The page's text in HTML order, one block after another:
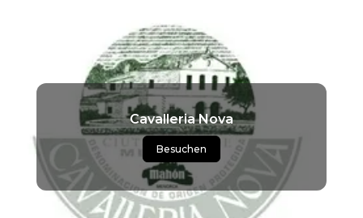
Cavalleria Nova
Besuchen